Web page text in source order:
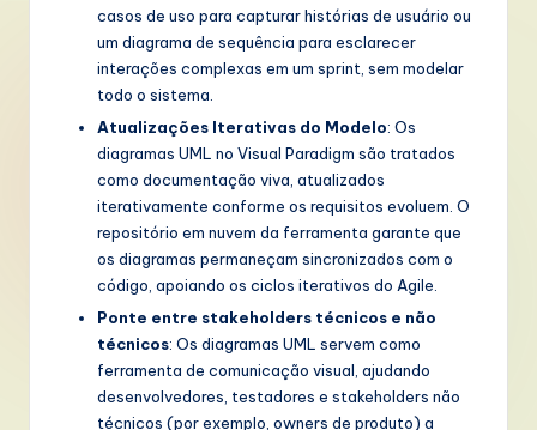
casos de uso para capturar histórias de usuário ou
um diagrama de sequência para esclarecer
interações complexas em um sprint, sem modelar
todo o sistema.
Atualizações Iterativas do Modelo: Os
diagramas UML no Visual Paradigm são tratados
como documentação viva, atualizados
iterativamente conforme os requisitos evoluem. O
repositório em nuvem da ferramenta garante que
os diagramas permaneçam sincronizados com o
código, apoiando os ciclos iterativos do Agile.
Ponte entre stakeholders técnicos e não
técnicos: Os diagramas UML servem como
ferramenta de comunicação visual, ajudando
desenvolvedores, testadores e stakeholders não
técnicos (por exemplo, owners de produto) a